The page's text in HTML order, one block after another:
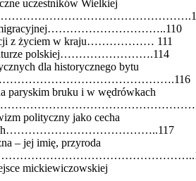
uczestników Wielkiej
emigracyjnej…………………………..110
z życiem w kraju……………… 111
polskiej…………………….114
dla historycznego bytu
paryskim bruku i w wędrówkach
polityczny jako cecha
– jej imię, przyroda
mickiewiczowskiej